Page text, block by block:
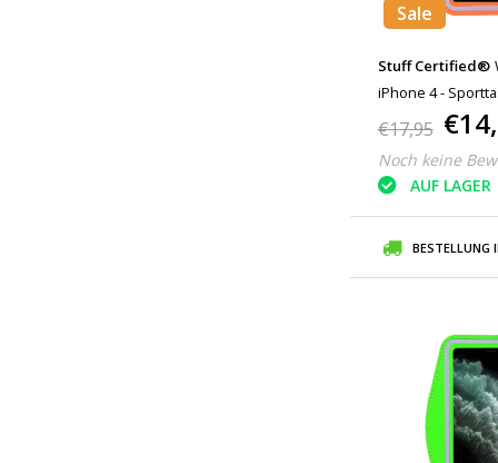
Sale
Stuff Certified®
iPhone 4 -
Jogging Running
€17,95
Noch keine
AUF LAGER
BESTELLUNG